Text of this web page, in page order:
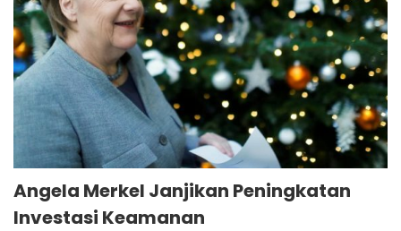
Angela Merkel Janjikan Peningkatan
Investasi Keamanan